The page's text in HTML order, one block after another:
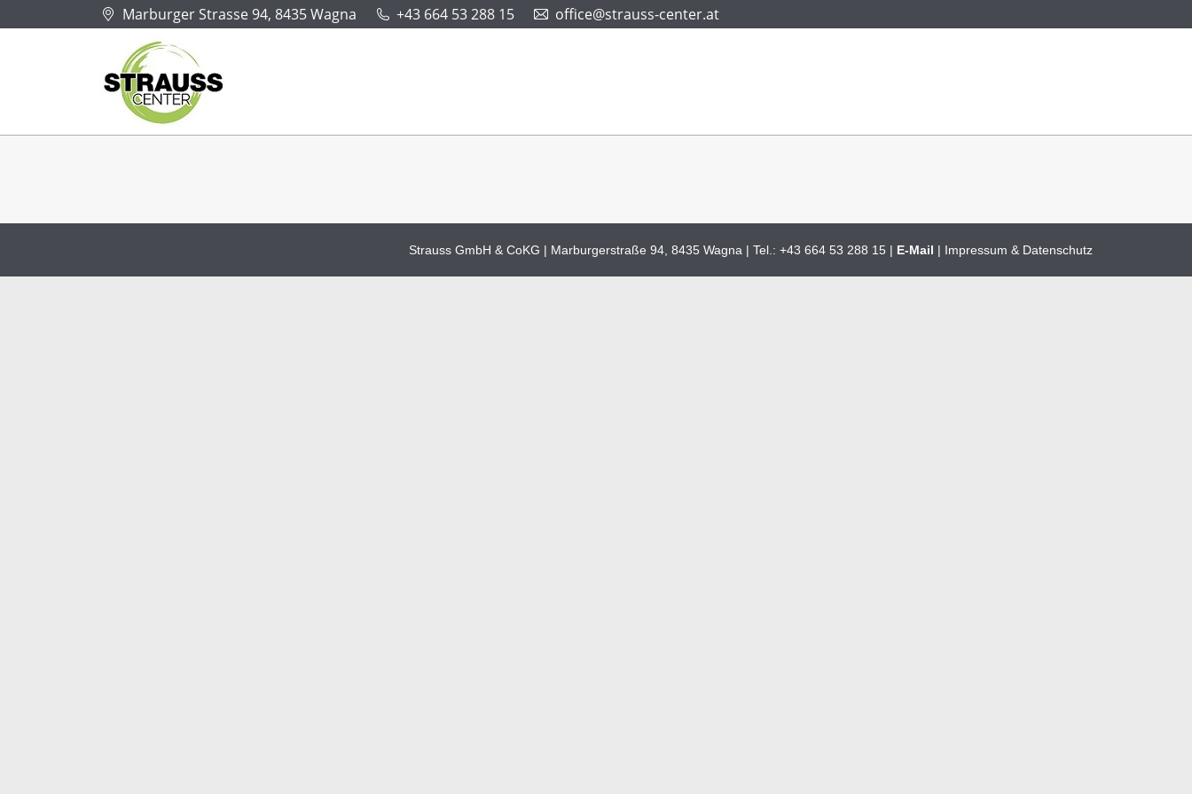
Marburger Strasse 94, 8435 Wagna +43 664 53 288 15 office@strauss-center.at
Strauss GmbH & CoKG | Marburgerstraße 94, 8435 Wagna | Tel.: +43 664 53 288 15 | E-Mail | Impressum & Datenschutz